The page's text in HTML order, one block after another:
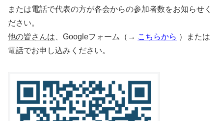
または電話で代表の方が各会からの参加者数をお知らせく
ださい。
他の皆さんは 、Googleフォーム（→ こちらから ）または
電話でお申し込みください。